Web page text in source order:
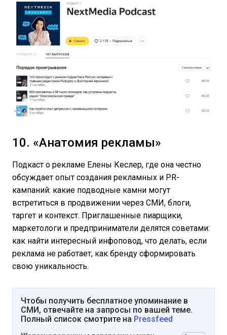
10. «Анатомия рекламы»
Подкаст о рекламе Елены Кеслер, где она честно
обсуждает опыт создания рекламных и PR-
кампаний: какие подводные камни могут
встретиться в продвижении через СМИ, блоги,
таргет и контекст. Приглашенные пиарщики,
маркетологи и предприниматели делятся советами:
как найти интересный инфоповод, что делать, если
реклама не работает, как бренду сформировать
свою уникальность.
Чтобы получить бесплатное упоминание в
СМИ, отвечайте на запросы по вашей теме.
Полный список смотрите на Pressfeed